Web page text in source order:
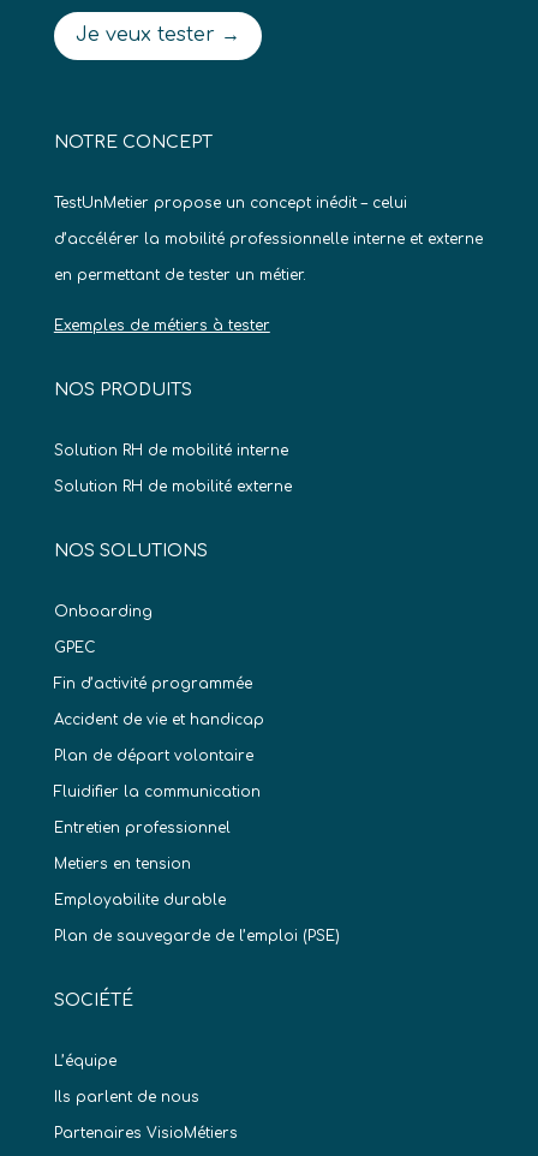
Je veux tester →
NOTRE CONCEPT
TestUnMetier propose un concept inédit – celui
d’accélérer la mobilité professionnelle interne et externe
en permettant de tester un métier.
Exemples de métiers à tester
NOS PRODUITS
Solution RH de mobilité interne
Solution RH de mobilité externe
NOS SOLUTIONS
Onboarding
GPEC
Fin d’activité programmée
Accident de vie et handicap
Plan de départ volontaire
Fluidifier la communication
Entretien professionnel
Metiers en tension
Employabilite durable
Plan de sauvegarde de l’emploi (PSE)
SOCIÉTÉ
L’équipe
Ils parlent de nous
Partenaires VisioMétiers